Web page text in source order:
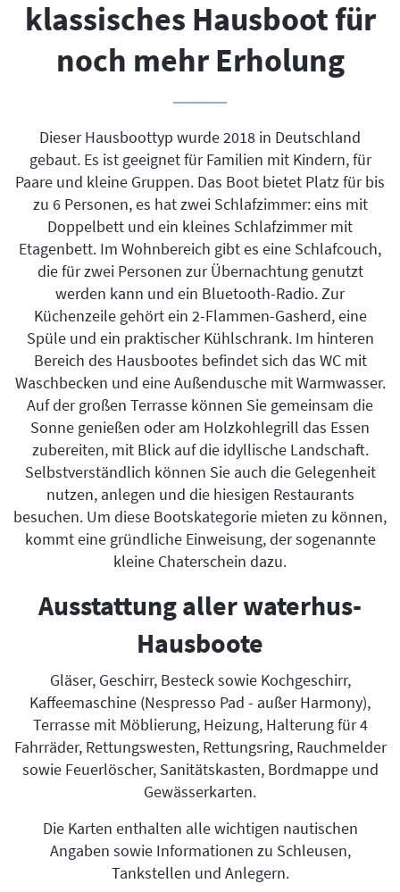
klassisches Hausboot für
noch mehr Erholung
Dieser Hausboottyp wurde 2018 in Deutschland
gebaut. Es ist geeignet für Familien mit Kindern, für
Paare und kleine Gruppen. Das Boot bietet Platz für bis
zu 6 Personen, es hat zwei Schlafzimmer: eins mit
Doppelbett und ein kleines Schlafzimmer mit
Etagenbett. Im Wohnbereich gibt es eine Schlafcouch,
die für zwei Personen zur Übernachtung genutzt
werden kann und ein Bluetooth-Radio. Zur
Küchenzeile gehört ein 2-Flammen-Gasherd, eine
Spüle und ein praktischer Kühlschrank. Im hinteren
Bereich des Hausbootes befindet sich das WC mit
Waschbecken und eine Außendusche mit Warmwasser.
Auf der großen Terrasse können Sie gemeinsam die
Sonne genießen oder am Holzkohlegrill das Essen
zubereiten, mit Blick auf die idyllische Landschaft.
Selbstverständlich können Sie auch die Gelegenheit
nutzen, anlegen und die hiesigen Restaurants
besuchen. Um diese Bootskategorie mieten zu können,
kommt eine gründliche Einweisung, der sogenannte
kleine Chaterschein dazu.
Ausstattung aller waterhus-
Hausboote
Gläser, Geschirr, Besteck sowie Kochgeschirr,
Kaffeemaschine (Nespresso Pad - außer Harmony),
Terrasse mit Möblierung, Heizung, Halterung für 4
Fahrräder, Rettungswesten, Rettungsring, Rauchmelder
sowie Feuerlöscher, Sanitätskasten, Bordmappe und
Gewässerkarten.
Die Karten enthalten alle wichtigen nautischen
Angaben sowie Informationen zu Schleusen,
Tankstellen und Anlegern.